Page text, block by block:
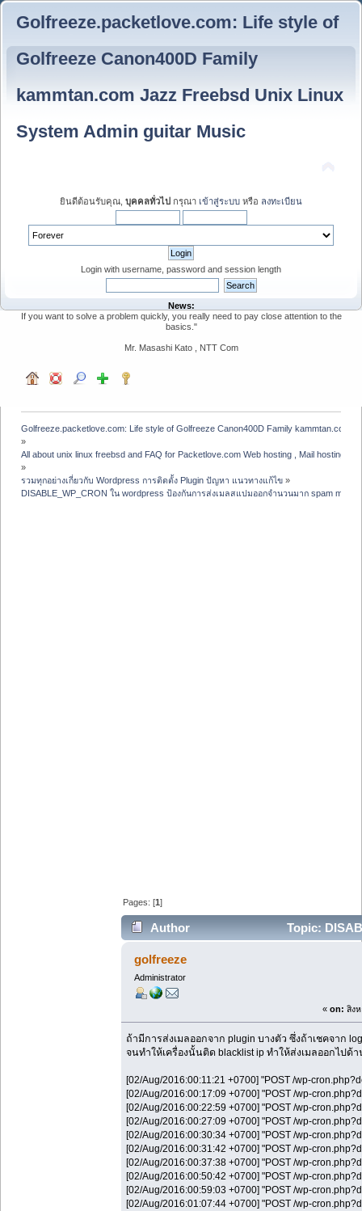
Golfreeze.packetlove.com: Life style of
Golfreeze Canon400D Family
kammtan.com Jazz Freebsd Unix Linux
System Admin guitar Music
ยินดีต้อนรับคุณ, บุคคลทั่วไป กรุณา เข้าสู่ระบบ หรือ ลงทะเบียน
Login with username, password and session length
News:
If you want to solve a problem quickly, you really need to pay close attention to the
basics."
Mr. Masashi Kato , NTT Com
Golfreeze.packetlove.com: Life style of Golfreeze Canon400D Family kammtan.com
»
All about unix linux freebsd and FAQ for Packetlove.com Web hosting , Mail hosting ,
»
รวมทุกอย่างเกี่ยวกับ Wordpress การติดตั้ง Plugin ปัญหา แนวทางแก้ไข »
DISABLE_WP_CRON ใน wordpress ป้องกันการส่งเมลสแปมออกจำนวนมาก spam mail
Pages: [1]
Author
Topic:
ออกจำนวนมาก spam mail (Read 68903
golfreeze
Administrator
« on: สิง
ถ้ามีการส่งเมลออกจาก plugin บางตัว ซึ่งถ้าเชคจาก
จนทำให้เครื่องนั้นติด blacklist ip ทำให้ส่งเมลออกไปด้
[02/Aug/2016:00:11:21 +0700] "POST /wp-
[02/Aug/2016:00:17:09 +0700] "POST /wp-
[02/Aug/2016:00:22:59 +0700] "POST /wp-
[02/Aug/2016:00:27:09 +0700] "POST /wp-
[02/Aug/2016:00:30:34 +0700] "POST /wp-
[02/Aug/2016:00:31:42 +0700] "POST /wp-
[02/Aug/2016:00:37:38 +0700] "POST /wp-
[02/Aug/2016:00:50:42 +0700] "POST /wp-
[02/Aug/2016:00:59:03 +0700] "POST /wp-
[02/Aug/2016:01:07:44 +0700] "POST /wp-